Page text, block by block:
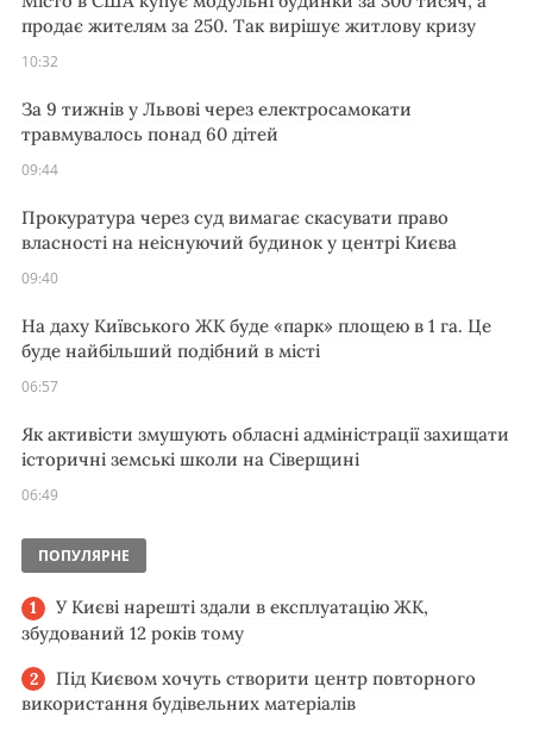
продає жителям за 250. Так вирішує житлову кризу
10:32
За 9 тижнів у Львові через електросамокати
травмувалось понад 60 дітей
09:44
Прокуратура через суд вимагає скасувати право
власності на неіснуючий будинок у центрі Києва
09:40
На даху Київського ЖК буде «парк» площею в 1 га. Це
буде найбільший подібний в місті
06:57
Як активісти змушують обласні адміністрації захищати
історичні земські школи на Сіверщині
06:49
ПОПУЛЯРНЕ
У Києві нарешті здали в експлуатацію ЖК,
збудований 12 років тому
Під Києвом хочуть створити центр повторного
використання будівельних матеріалів